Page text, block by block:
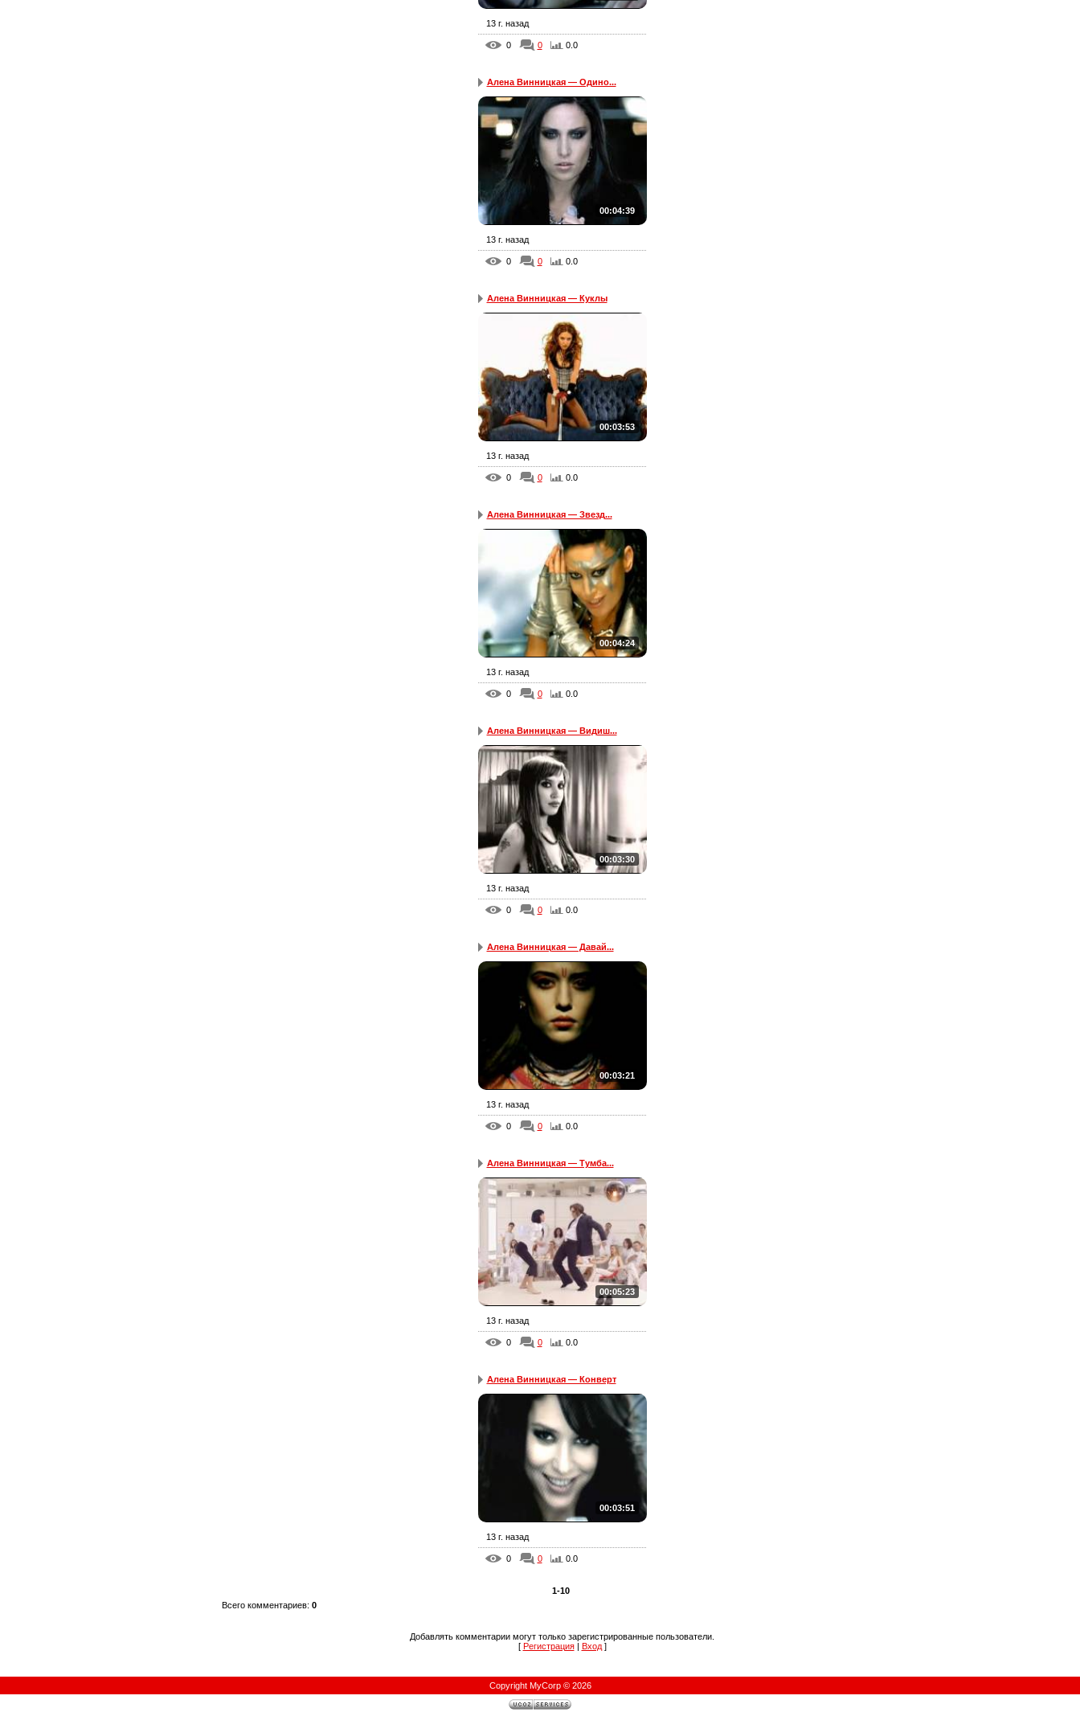
13 г. назад
0 0 0.0
Алена Винницкая — Одино...
00:04:39
13 г. назад
0 0 0.0
Алена Винницкая — Куклы
00:03:53
13 г. назад
0 0 0.0
Алена Винницкая — Звезд...
00:04:24
13 г. назад
0 0 0.0
Алена Винницкая — Видиш...
00:03:30
13 г. назад
0 0 0.0
Алена Винницкая — Давай...
00:03:21
13 г. назад
0 0 0.0
Алена Винницкая — Тумба...
00:05:23
13 г. назад
0 0 0.0
Алена Винницкая — Конверт
00:03:51
13 г. назад
0 0 0.0
1-10
Всего комментариев: 0
Добавлять комментарии могут только зарегистрированные пользователи.
[ Регистрация| Вход]
Copyright MyCorp © 2026